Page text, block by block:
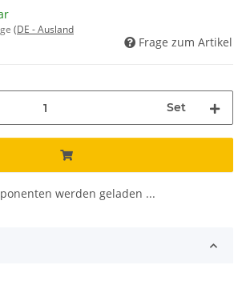
(DE - Ausland
Frage zum Artikel
Set
werden geladen ...